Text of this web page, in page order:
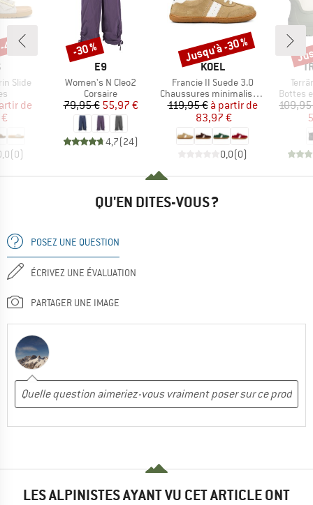
Slide
réduit
de
(0)
%
MARQUE
E9
Article
Women's N Cleo2
Product group
Corsaire
Prix
79,95 €Prix réduit
55,97 €
4,7(24)
Remise
-30 %
MARQUE
KOEL
Article
Francie II Suede 3.0
Product group
Chaussures minimalistes
Prix
119,95 € Prix réduit
à partir de
83,97 €
0,0(0)
Remise
Jusqu'à -30 %
Bottes
QU'EN DITES-VOUS ?
POSEZ UNE QUESTION
ÉCRIVEZ UNE ÉVALUATION
PARTAGER UNE IMAGE
LES ALPINISTES AYANT VU CET ARTICLE ONT